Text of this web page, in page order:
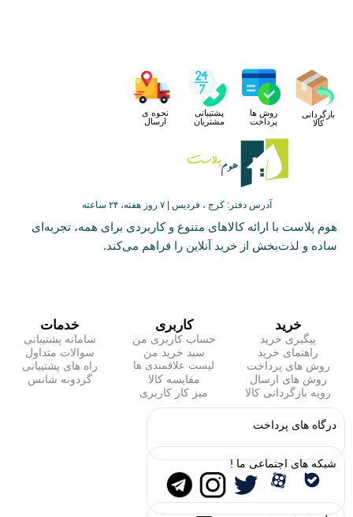
بازگردانی
کالا
روش ها
پرداخت
پشتیبانی
مشتریان
نحوه ی
ارسال
آدرس دفتر: کرج ، فردیس | ۷ روز هفته، ۲۴ ساعته
هوم پلاست با ارائه کالاهای متنوع و کاربردی برای همه، تجربه‌ای
ساده و لذت‌بخش از خرید آنلاین را فراهم می‌کند.
خرید
پیگیری خرید
راهنمای خرید
روش های پرداخت
روش های ارسال
رویه بازگردانی کالا
کاربری
حساب کاربری من
سبد خرید من
لیست علاقمندی ها
مقایسه کالا
میز کار کاربری
خدمات
سامانه پشتیبانی
سوالات متداول
راه های پشتیبانی
گردونه شانس
درگاه های پرداخت
شبکه های اجتماعی ما !